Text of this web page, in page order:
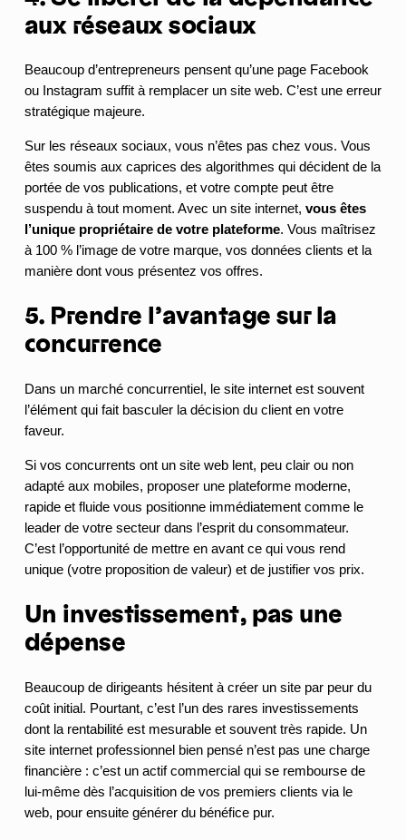
aux réseaux sociaux
Beaucoup d’entrepreneurs pensent qu’une page Facebook
ou Instagram suffit à remplacer un site web. C’est une erreur
stratégique majeure.
Sur les réseaux sociaux, vous n’êtes pas chez vous. Vous
êtes soumis aux caprices des algorithmes qui décident de la
portée de vos publications, et votre compte peut être
suspendu à tout moment. Avec un site internet, vous êtes
l’unique propriétaire de votre plateforme. Vous maîtrisez
à 100 % l’image de votre marque, vos données clients et la
manière dont vous présentez vos offres.
5. Prendre l’avantage sur la
concurrence
Dans un marché concurrentiel, le site internet est souvent
l’élément qui fait basculer la décision du client en votre
faveur.
Si vos concurrents ont un site web lent, peu clair ou non
adapté aux mobiles, proposer une plateforme moderne,
rapide et fluide vous positionne immédiatement comme le
leader de votre secteur dans l’esprit du consommateur.
C’est l’opportunité de mettre en avant ce qui vous rend
unique (votre proposition de valeur) et de justifier vos prix.
Un investissement, pas une
dépense
Beaucoup de dirigeants hésitent à créer un site par peur du
coût initial. Pourtant, c’est l’un des rares investissements
dont la rentabilité est mesurable et souvent très rapide. Un
site internet professionnel bien pensé n’est pas une charge
financière : c’est un actif commercial qui se rembourse de
lui-même dès l’acquisition de vos premiers clients via le
web, pour ensuite générer du bénéfice pur.